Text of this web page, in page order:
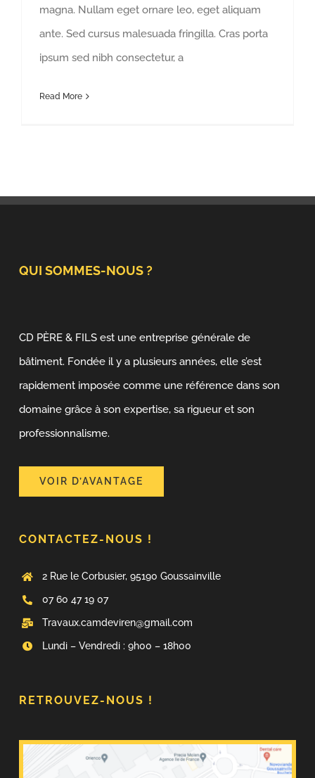
magna. Nullam eget ornare leo, eget aliquam
ante. Sed cursus malesuada fringilla. Cras porta
ipsum sed nibh consectetur, a
Read More
QUI SOMMES-NOUS ?
CD PÈRE & FILS est une entreprise générale de
bâtiment. Fondée il y a plusieurs années, elle s’est
rapidement imposée comme une référence dans son
domaine grâce à son expertise, sa rigueur et son
professionnalisme.
VOIR D’AVANTAGE
CONTACTEZ-NOUS !
2 Rue le Corbusier, 95190 Goussainville
07 60 47 19 07
Travaux.camdeviren@gmail.com
Lundi – Vendredi : 9h00 – 18h00
RETROUVEZ-NOUS !